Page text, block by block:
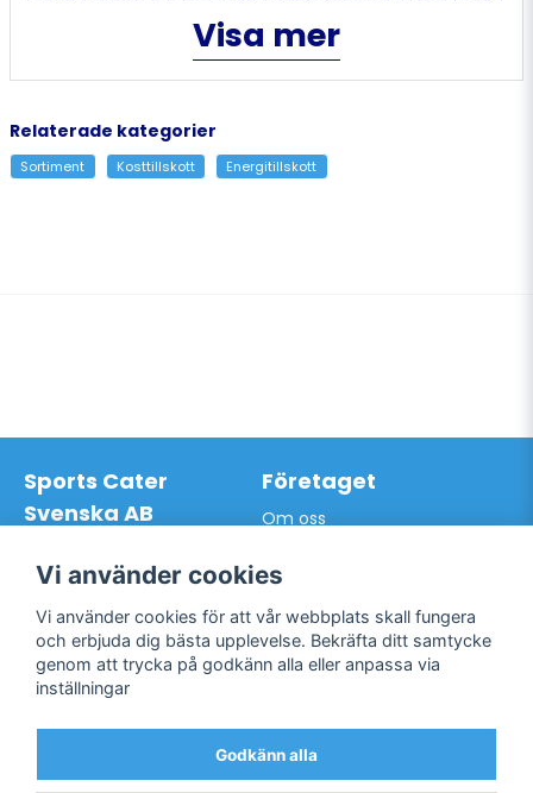
Tiamin 0,5 mg (45%) Riboflavin 0,5 mg (36%) Vitamin D
3,5 µg (70%) *DRI = Dagligt referensintag Ingredienser:
Sodium chloride (45,5%) – L-ascorbic acid (20,4%) –
Thickener: hydroxy-propyl-cellulose – Sodium
Phosphate (5,4%) – Acidity regulator: sodium citrate
(4,6%) – Anti-caking agents: magnesium stearate –
Visa mer
Relaterade kategorier
Sortiment Kosttillskott Energitillskott
Sports Cater
Svenska AB
145 63 Norsborg
Org.nr: 559024-7762
Mail:
info@sportscater.se
Företaget
Om oss
Vår vision
Registrera konto
Glömt lösenord?
Support
Allmänna villkor
Kontakta oss
Facebook
Twitter
Vi använder cookies
Vi använder cookies för att vår webbplats skall fungera
och erbjuda dig bästa upplevelse. Bekräfta ditt samtycke
genom att trycka på godkänn alla eller anpassa via
inställningar
Godkänn alla